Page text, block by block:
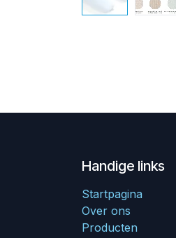
Handige links
Startpagina
Over ons
Producten